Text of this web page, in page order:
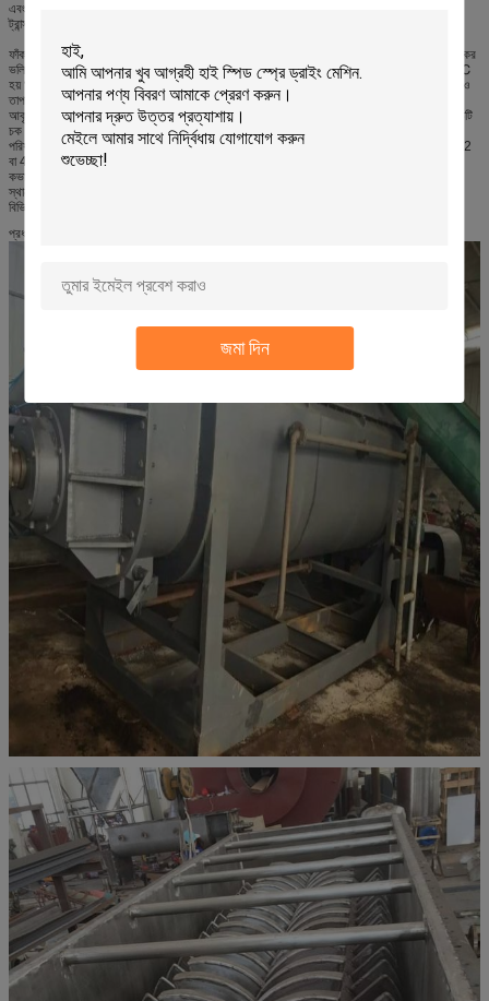
জমা দিন
এবং স্ব-পরিষ্কারের ফাংশন সরবরাহ করে। বিশেষ চক আকারের আলোড়ন এবং তাপ স্থানান্তরকারী ব্লেডে হিটিং
ট্রান্সফারিং পৃষ্ঠের উচ্চ হিটিং দক্ষতা এবং স্ব-পরিষ্কারের ফাংশন রয়েছে।
ফাঁকা শকের আকারের ব্লেডগুলি ফাঁকা খাদে ঘন হয়। ফাঁকা খাদ থেকে ব্লেড দিয়ে তাপ মিডিয়া প্রবাহিত হয়। কার্যকর
ভলিউমে তাপ স্থানান্তরকারী অঞ্চলটি খুব বেশি। হিটিং মিডিয়াগুলির তাপমাত্রার পরিসীমা -40 ℃ থেকে 320 ℃
হয় ℃ এটি বাষ্প, বা তরল অবস্থা, যেমন বাষ্প, তাপ তেল ইত্যাদি হতে পারে পরোক্ষ গরম, বায়ু দ্বারা চালিত কোনও
তাপ হয় না। সমস্ত তাপ তাপ নিরোধক স্তরগুলি হারিয়ে যাওয়া ব্যতীত উপাদান শুকানোর জন্য ব্যবহৃত হয়। চক
আকৃতির ব্লেডের পৃষ্ঠের স্ব-পরিষ্কারের কাজ রয়েছে। পণ্য কণার আপেক্ষিক চলন এবং চক্করযুক্ত আকারের পৃষ্ঠটি
চক আকারের পৃষ্ঠের সাথে সংযুক্ত উপাদানগুলি পরিষ্কার করতে পারে, তাই কাজের সময় তাপ স্থানান্তরকারী পৃষ্ঠের
পরিষ্কার-পরিচ্ছন্নতা বজায় রাখতে পারে। ফাঁকা ব্লেড ড্রায়ারের শেল Ω আকৃতি। ফাঁকা আলোড়নকারী শ্যাফটের 2
বা 4 টুকরা সাধারণত শেলটিতে সজ্জিত থাকে। উপাদানের কোনও ফুটো এড়ানোর জন্য, শেলের সাথে সিল টার্মিনাল
কভার এবং শীর্ষ কভার রয়েছে। ঘূর্ণন সংযোগকারী, জ্যাকেটের শেল এবং ফাঁকা আলোড়ন শ্যাফ্টের মাধ্যমে তাপ
স্থানান্তরকারী মিডিয়া প্রবাহিত হয়। সর্বোত্তম স্থানান্তর প্রভাব নিশ্চিত করার জন্য, ফাঁকা আলোড়ন শ্যাফ্টটি
বিভিন্ন হিটিং মিডিয়া অনুসারে বিভিন্ন অভ্যন্তর কাঠামো গ্রহণ করে।
প্রধান অংশ